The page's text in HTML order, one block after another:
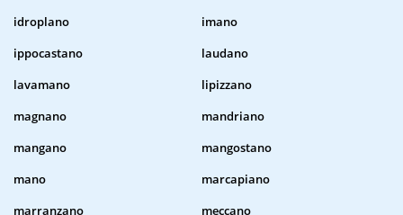
idroplano
imano
ippocastano
laudano
lavamano
lipizzano
magnano
mandriano
mangano
mangostano
mano
marcapiano
marranzano
meccano